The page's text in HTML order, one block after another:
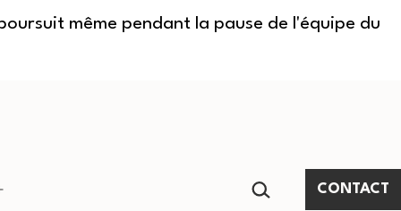
même pendant la pause de l'équipe du
RECHERCHER…
CONTACT